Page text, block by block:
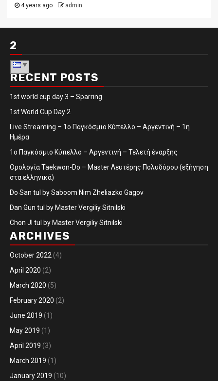
4 years ago admin
2
RECENT POSTS
1st world cup day 3 – Sparring
1st World Cup Day 2
Live Streaming – 1ο Παγκόσμιο Κύπελλο – Αργεντινή – 1η
Ημέρα
1ο Παγκόσμιο Κύπελλο – Αργεντινή – Τελετή έναρξης
Ορολογία Taekwon-Do – Master Λευτέρης Πολυδόρου (εξήγηση
στα ελληνικά)
Do San tul by Saboom Nim Zheliazko Gagov
Dan Gun tul by Master Vergiliy Sitnilski
Chon JI tul by Master Vergiliy Sitnilski
ARCHIVES
October 2022 (4)
April 2020 (2)
March 2020 (5)
February 2020 (2)
June 2019 (1)
May 2019 (1)
April 2019 (3)
March 2019 (1)
January 2019 (10)